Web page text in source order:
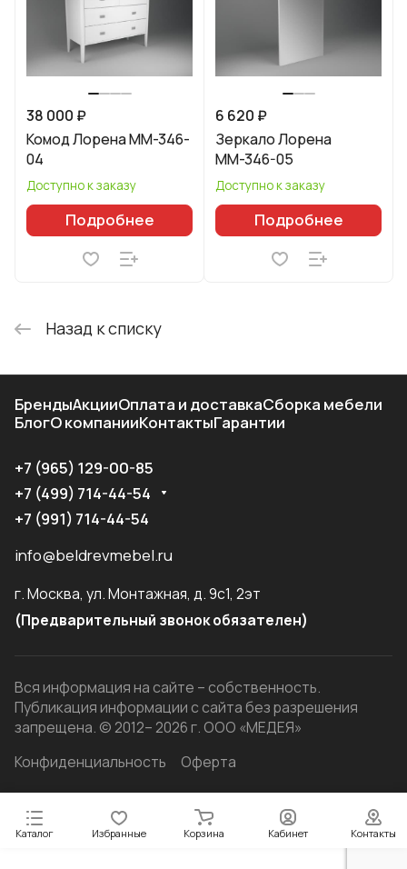
38 000 ₽
Комод Лорена ММ-346-
04
Доступно к заказу
Подробнее
6 620 ₽
Зеркало Лорена
ММ-346-05
Доступно к заказу
Подробнее
Назад к списку
Каталог Избранные Корзина Кабинет Контакты
БрендыАкцииОплата и доставкаСборка мебели
БлогО компанииКонтактыГарантии
+7 (965) 129-00-85
+7 (499) 714-44-54
+7 (991) 714-44-54
info@beldrevmebel.ru
г. Москва, ул. Монтажная, д. 9с1, 2эт
(Предварительный звонок обязателен)
Вся информация на сайте – собственность.
Публикация информации с сайта без разрешения
запрещена. © 2012– 2026 г. ООО «МЕДЕЯ»
Конфиденциальность
Оферта